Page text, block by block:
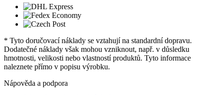
* Tyto doručovací náklady se vztahují na standardní dopravu.
Dodatečné náklady však mohou vzniknout, např. v důsledku
hmotnosti, velikosti nebo vlastností produktů. Tyto informace
naleznete přímo v popisu výrobku.
Nápověda a podpora